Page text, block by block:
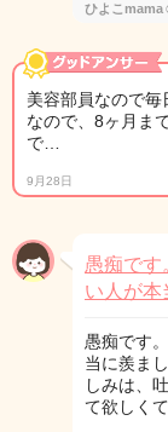
ひよこ
美容部員なので
なので、8ヶ月ま
で…
9月28日
愚痴で
い人が
愚痴です
当に羨ま
しみは、
て欲しく